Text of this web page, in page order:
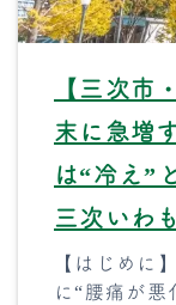
【三次市
末に急増
は“冷え”
三次いわ
【はじめに
に“腰痛が悪